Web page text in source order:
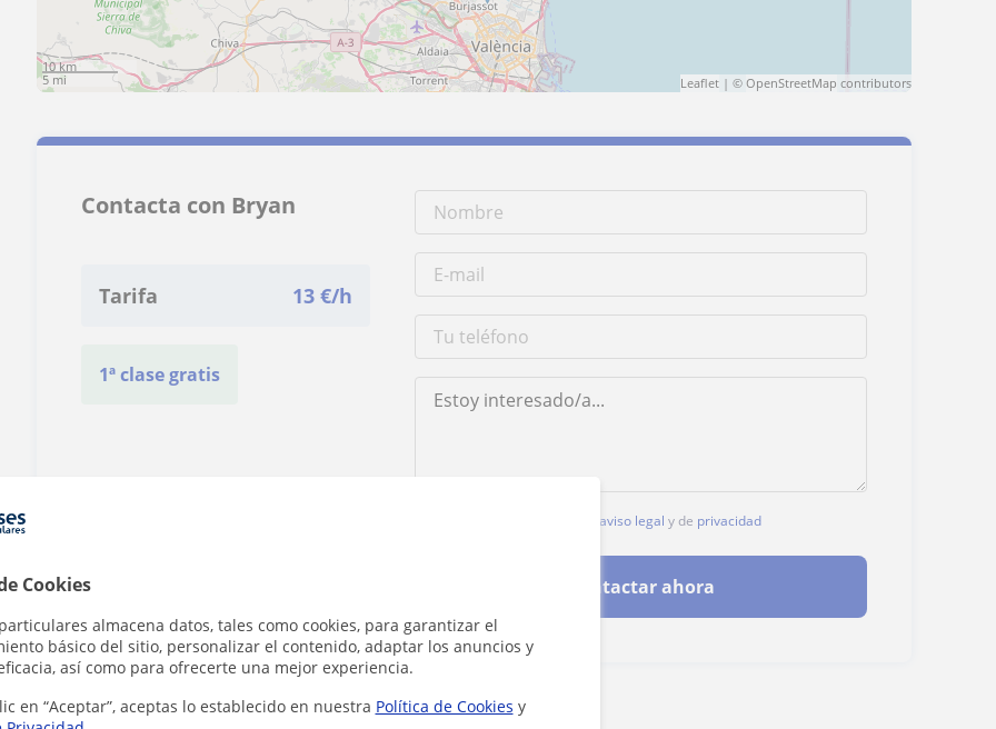
Cookies
almacena datos, tales como cookies, para garantizar el
básico del sitio, personalizar el contenido, adaptar los anuncios y
así como para ofrecerte una mejor experiencia.
en “Aceptar”, aceptas lo establecido en nuestra Política de Cookies y
10 km
5 mi
Leaflet| © OpenStreetMap contributors
Contacta con Bryan
Tarifa 13 €/h
1ª clase gratis
aviso legal y de privacidad
Contactar ahora
¿Hay algún error en este perfil?Cuéntanos